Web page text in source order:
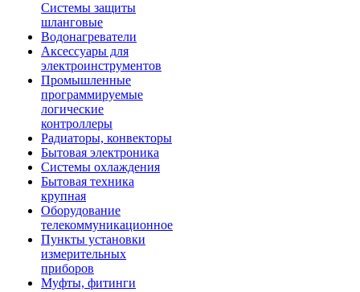
Системы защиты
шланговые
Водонагреватели
Аксессуары для
электроинструментов
Промышленные
программируемые
логические
контроллеры
Радиаторы, конвекторы
Бытовая электроника
Системы охлаждения
Бытовая техника
крупная
Оборудование
телекоммуникационное
Пункты установки
измерительных
приборов
Муфты, фитинги